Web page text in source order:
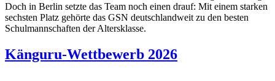
Doch in Berlin setzte das Team noch einen drauf: Mit einem starken
sechsten Platz gehörte das GSN deutschlandweit zu den besten
Schulmannschaften der Altersklasse.
Känguru-Wettbewerb 2026